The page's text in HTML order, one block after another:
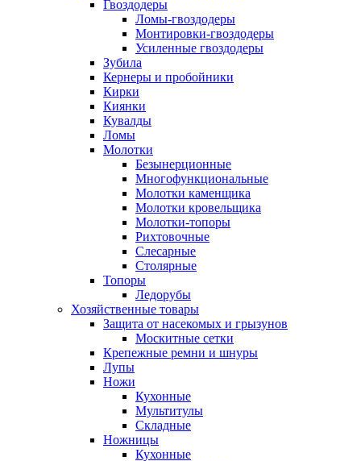
Гвоздодеры
Ломы-гвоздодеры
Монтировки-гвоздодеры
Усиленные гвоздодеры
Зубила
Кернеры и пробойники
Кирки
Киянки
Кувалды
Ломы
Молотки
Безынерционные
Многофункциональные
Молотки каменщика
Молотки кровельщика
Молотки-топоры
Рихтовочные
Слесарные
Столярные
Топоры
Ледорубы
Хозяйственные товары
Защита от насекомых и грызунов
Москитные сетки
Крепежные ремни и шнуры
Лупы
Ножи
Кухонные
Мультитулы
Складные
Ножницы
Кухонные